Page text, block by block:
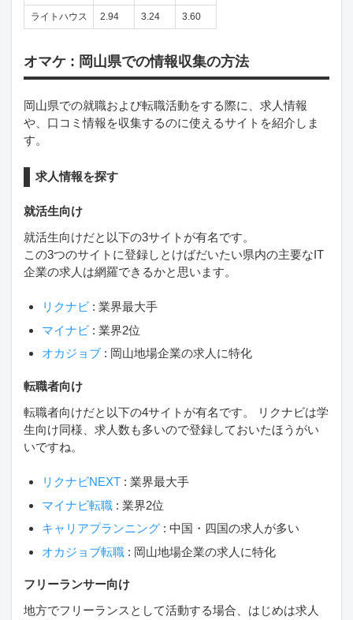
ライトハウス 2.94 3.24 3.60
オマケ : 岡山県での情報収集の方法
岡山県での就職および転職活動をする際に、求人情報
や、口コミ情報を収集するのに使えるサイトを紹介しま
す。
求人情報を探す
就活生向け
就活生向けだと以下の3サイトが有名です。
この3つのサイトに登録しとけばだいたい県内の主要なIT
企業の求人は網羅できるかと思います。
リクナビ: 業界最大手
マイナビ: 業界2位
オカジョブ: 岡山地場企業の求人に特化
転職者向け
転職者向けだと以下の4サイトが有名です。 リクナビは学
生向け同様、求人数も多いので登録しておいたほうがい
いですね。
リクナビNEXT: 業界最大手
マイナビ転職: 業界2位
キャリアプランニング: 中国・四国の求人が多い
オカジョブ転職: 岡山地場企業の求人に特化
フリーランサー向け
地方でフリーランスとして活動する場合、はじめは求人